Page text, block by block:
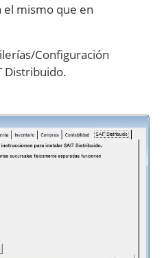
el mismo que en
Configuración
Distribuido.